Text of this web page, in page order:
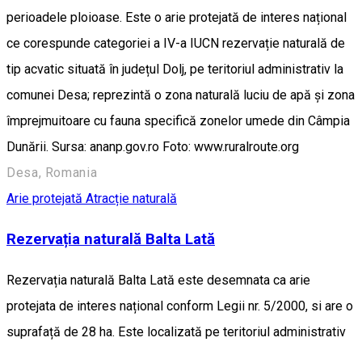
perioadele ploioase. Este o arie protejată de interes național
ce corespunde categoriei a IV-a IUCN rezervație naturală de
tip acvatic situată în județul Dolj, pe teritoriul administrativ la
comunei Desa; reprezintă o zona naturală luciu de apă și zona
împrejmuitoare cu fauna specifică zonelor umede din Câmpia
Dunării. Sursa: ananp.gov.ro Foto: www.ruralroute.org
Desa, Romania
Arie protejată Atracție naturală
Rezervația naturală Balta Lată
Rezervația naturală Balta Lată este desemnata ca arie
protejata de interes național conform Legii nr. 5/2000, si are o
suprafață de 28 ha. Este localizată pe teritoriul administrativ